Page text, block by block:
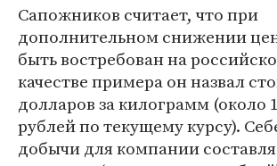
Сапожников считает, что при
дополнительном снижении
быть востребован на
качестве примера он назвал
долларов за килограмм (около
рублей по текущему курсу).
добычи для компании